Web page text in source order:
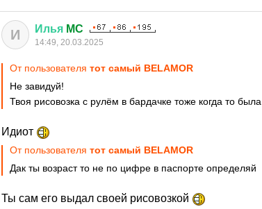
И Илья MC
14:49, 20.03.2025
От пользователя тот самый BELAMOR
Не завидуй!
Твоя рисовозка с рулём в бардачке тоже когда то
Идиот
От пользователя тот самый BELAMOR
Дак ты возраст то не по цифре в паспорте определяй
Ты сам его выдал своей рисовозкой